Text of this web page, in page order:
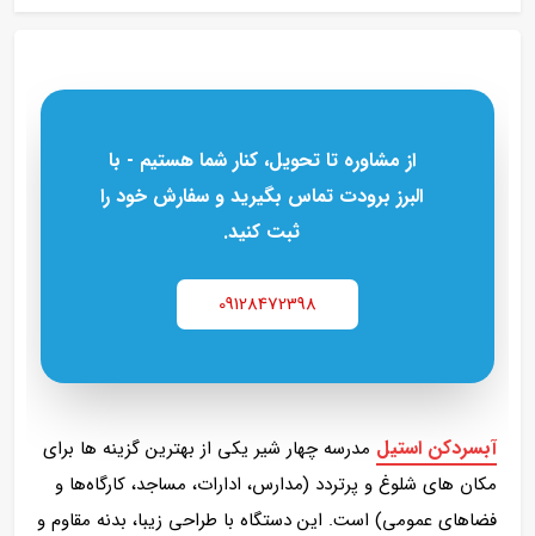
از مشاوره تا تحویل، کنار شما هستیم - با
البرز برودت تماس بگیرید و سفارش خود را
ثبت کنید.
09128472398
آبسردکن استیل مدرسه چهار شیر یکی از بهترین گزینه‌ ها برای
مکان‌ های شلوغ و پرتردد (مدارس، ادارات، مساجد، کارگاه‌ها و
فضاهای عمومی) است. این دستگاه با طراحی زیبا، بدنه مقاوم و